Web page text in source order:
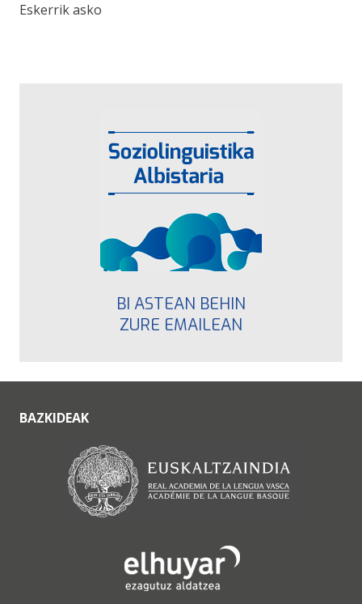
Eskerrik asko
BI ASTEAN BEHIN
ZURE EMAILEAN
BAZKIDEAK